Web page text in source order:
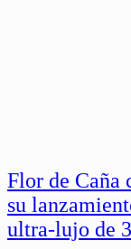
Flor de Caña
su
ultra-lujo de